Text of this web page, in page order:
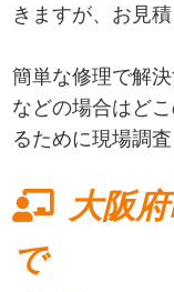
きますが、お見
簡単な修理で解
などの場合はど
るために現場調
大阪
で